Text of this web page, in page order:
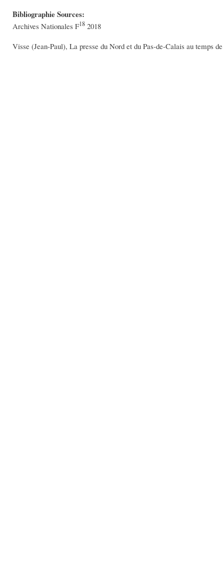
Bibliographie Sources:
Archives Nationales F18 2018
Visse (Jean-Paul), La presse du Nord et du Pas-de-Calais au temps